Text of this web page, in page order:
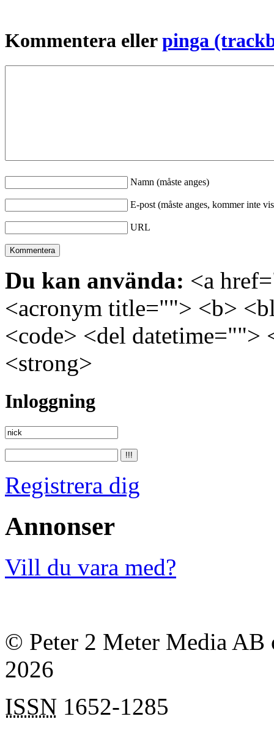
Kommentera ellerpinga
Namn (måste anges)
E-post (måste anges, kommer inte
URL
Du kan använda: <a
<acronym title=""> <b>
<code> <del
<strong>
Inloggning
Registrera dig
Annonser
Vill du vara med?
© Peter 2 Meter Media AB
2026
ISSN 1652-1285